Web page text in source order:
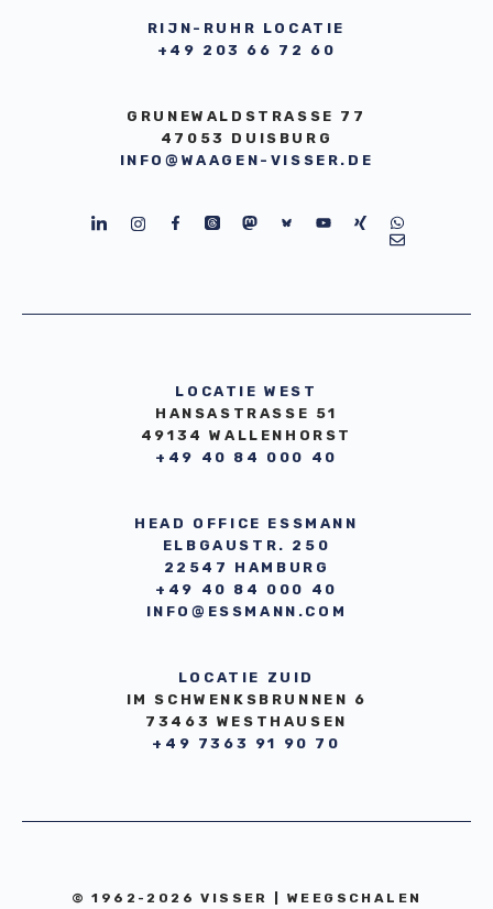
RIJN-RUHR LOCATIE
+49 203 66 72 60
GRUNEWALDSTRASSE 77
47053 DUISBURG
INFO@WAAGEN-VISSER.DE
LOCATIE WEST
HANSASTRASSE 51
49134 WALLENHORST
+49 40 84 000 40
HEAD OFFICE ESSMANN
ELBGAUSTR. 250
22547 HAMBURG
+49 40 84 000 40
INFO@ESSMANN.COM
LOCATIE ZUID
IM SCHWENKSBRUNNEN 6
73463 WESTHAUSEN
+49 7363 91 90 70
© 1962-2026 VISSER | WEEGSCHALEN